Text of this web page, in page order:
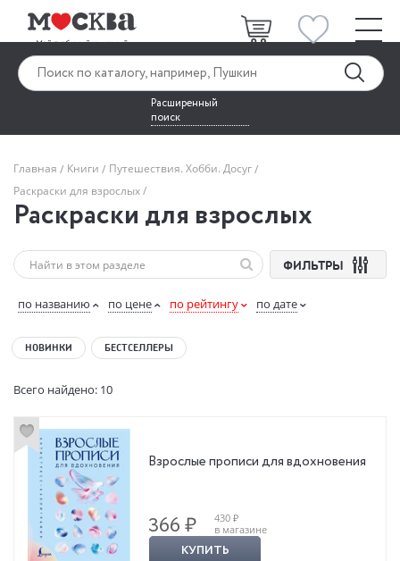
Расширенный
поиск
Главная Книги
Путешествия. Хобби. Досуг
Раскраски для взрослых
Раскраски для взрослых
ФИЛЬТРЫ
по названию по цене по рейтингу по дате
НОВИНКИ БЕСТСЕЛЛЕРЫ
Всего найдено: 10
Взрослые прописи для вдохновения
366 ₽
430 ₽
в магазине
КУПИТЬ